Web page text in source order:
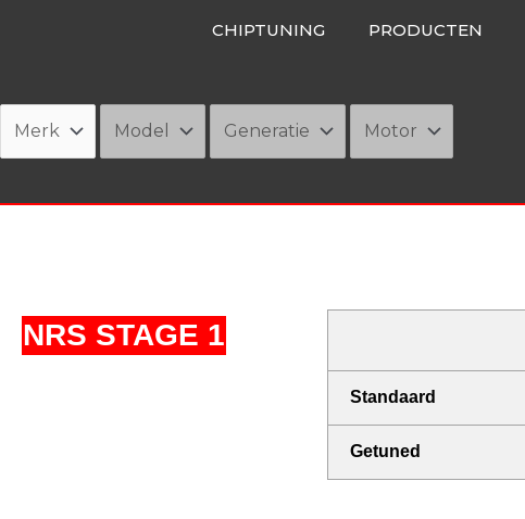
CHIPTUNING PRODUCTEN
NRS STAGE 1
Standaard
Getuned